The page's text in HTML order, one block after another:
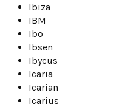
Ibiza
IBM
Ibo
Ibsen
Ibycus
Icaria
Icarian
Icarius